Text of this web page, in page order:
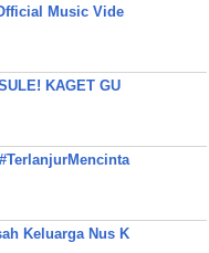
Music Vide
KAGET GU
Keluarga Nus K